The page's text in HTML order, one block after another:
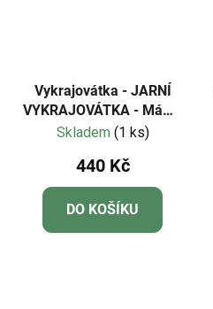
Vykrajovátka - JARNÍ
VYKRAJOVÁTKA - Mámy
v rejži
Skladem (1 ks)
440 Kč
DO KOŠÍKU